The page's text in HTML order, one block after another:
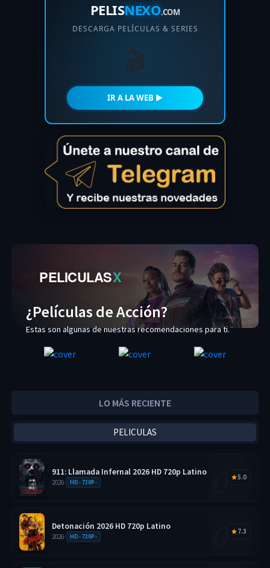
PELISNEXO.COM
DESCARGA PELÍCULAS & SERIES
🎬
IR A LA WEB ►
PELICULASX
¿Películas de Acción?
Estas son algunas de nuestras recomendaciones para ti.
LO MÁS RECIENTE
PELICULAS
911: Llamada Infernal 2026 HD 720p Latino
2026• HD - 720P -
5.0
Detonación 2026 HD 720p Latino
2026• HD - 720P -
7.3